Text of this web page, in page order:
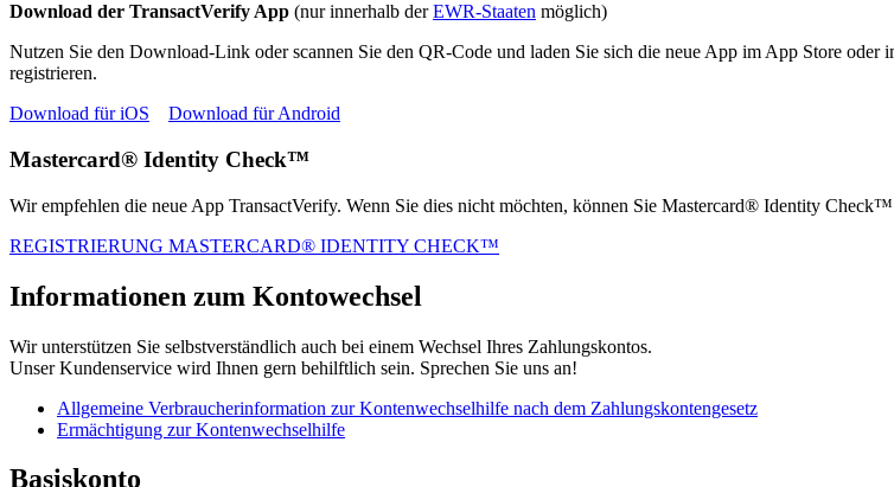
Download der TransactVerify App (nur innerhalb derEWR-Staaten möglich)
Nutzen Sie den Download-Link oder scannen Sie den QR-Code und laden Sie sich die neue App im App Store
registrieren.
Download für iOS
Download für Android
Mastercard® Identity Check™
Wir empfehlen die neue App TransactVerify. Wenn Sie dies nicht möchten, können Sie Mastercard® Identity
REGISTRIERUNG MASTERCARD® IDENTITY CHECK™
Informationen zum Kontowechsel
Wir unterstützen Sie selbstverständlich auch bei einem Wechsel Ihres Zahlungskontos.
Unser Kundenservice wird Ihnen gern behilftlich sein. Sprechen Sie uns an!
Allgemeine Verbraucherinformation zur Kontenwechselhilfe nach dem Zahlungskontengesetz
Ermächtigung zur Kontenwechselhilfe
Basiskonto